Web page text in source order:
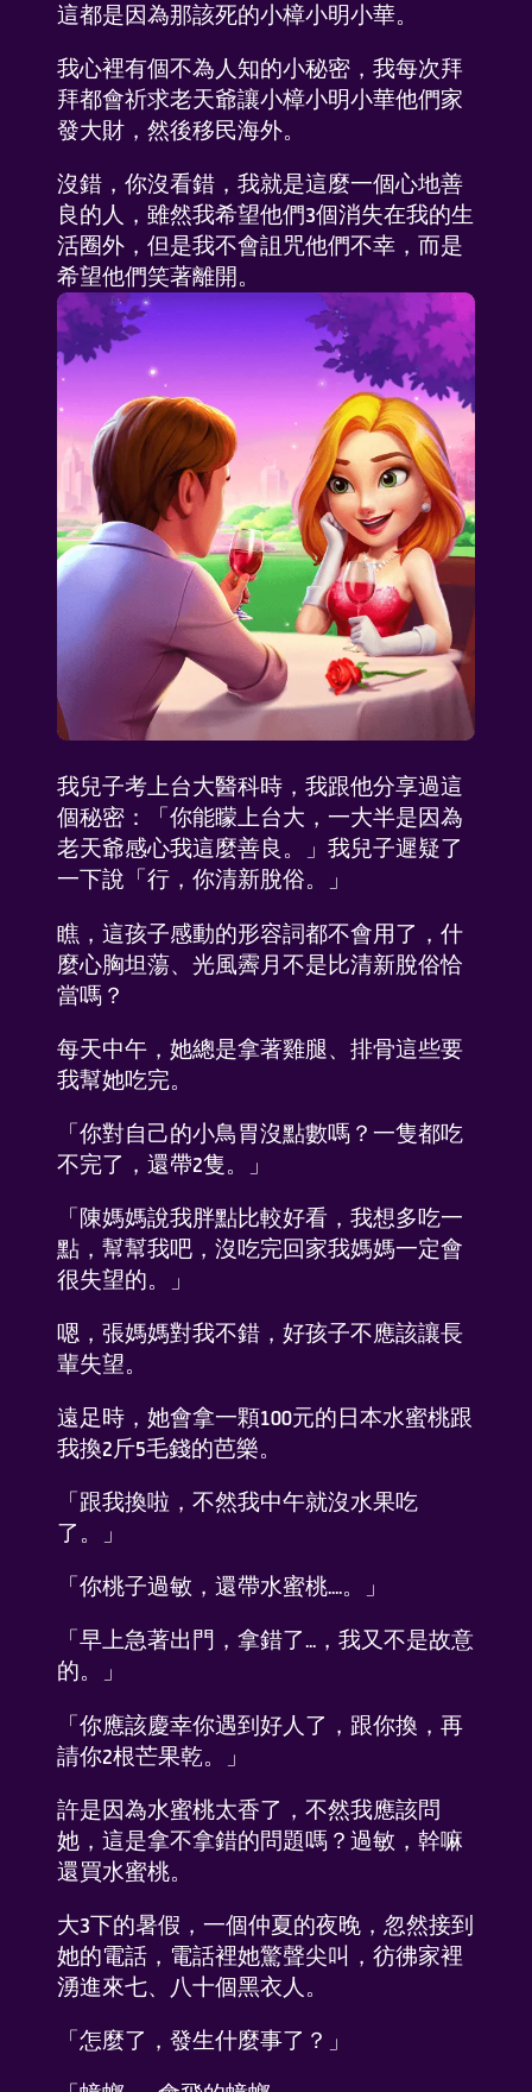
這都是因為那該死的小樟小明小華。
我心裡有個不為人知的小秘密，我每次拜
拜都會祈求老天爺讓小樟小明小華他們家
發大財，然後移民海外。
沒錯，你沒看錯，我就是這麼一個心地善
良的人，雖然我希望他們3個消失在我的生
活圈外，但是我不會詛咒他們不幸，而是
希望他們笑著離開。
我兒子考上台大醫科時，我跟他分享過這
個秘密：「你能矇上台大，一大半是因為
老天爺感心我這麼善良。」我兒子遲疑了
一下說「行，你清新脫俗。」
瞧，這孩子感動的形容詞都不會用了，什
麼心胸坦蕩、光風霽月不是比清新脫俗恰
當嗎？
每天中午，她總是拿著雞腿、排骨這些要
我幫她吃完。
「你對自己的小鳥胃沒點數嗎？一隻都吃
不完了，還帶2隻。」
「陳媽媽說我胖點比較好看，我想多吃一
點，幫幫我吧，沒吃完回家我媽媽一定會
很失望的。」
嗯，張媽媽對我不錯，好孩子不應該讓長
輩失望。
遠足時，她會拿一顆100元的日本水蜜桃跟
我換2斤5毛錢的芭樂。
「跟我換啦，不然我中午就沒水果吃
了。」
「你桃子過敏，還帶水蜜桃....。」
「早上急著出門，拿錯了...，我又不是故意
的。」
「你應該慶幸你遇到好人了，跟你換，再
請你2根芒果乾。」
許是因為水蜜桃太香了，不然我應該問
她，這是拿不拿錯的問題嗎？過敏，幹嘛
還買水蜜桃。
大3下的暑假，一個仲夏的夜晚，忽然接到
她的電話，電話裡她驚聲尖叫，彷彿家裡
湧進來七、八十個黑衣人。
「怎麼了，發生什麼事了？」